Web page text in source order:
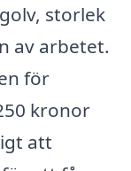
storlek
av arbetet.
för
kronor
att